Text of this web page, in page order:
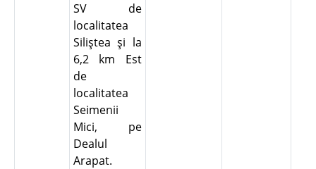
SV de
localitatea
Siliştea şi la
6,2 km Est
de
localitatea
Seimenii
Mici, pe
Dealul
Arapat.